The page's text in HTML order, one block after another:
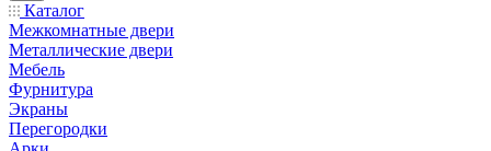
Каталог
Межкомнатные двери
Металлические двери
Мебель
Фурнитура
Экраны
Перегородки